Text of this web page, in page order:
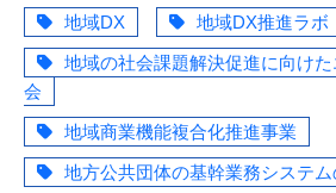
地域DX
地域DX推進ラボ
地域の社会課題解決促進に向け
会
地域商業機能複合化推進事業
地方公共団体の基幹業務システ